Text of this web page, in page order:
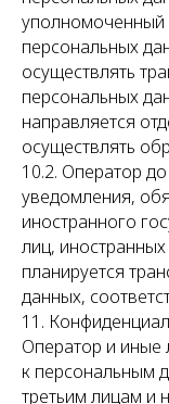
уполномоченный
персональных
осуществлять
персональных
направляется
осуществлять
10.2. Оператор
уведомления,
иностранного
лиц,
планируется
данных,
11.
Оператор и иные
к персональным
третьим лицам и